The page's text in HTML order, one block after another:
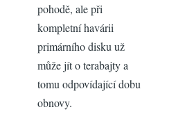
pohodě, ale při
kompletní havárii
primárního disku už
může jít o terabajty a
tomu odpovídající dobu
obnovy.